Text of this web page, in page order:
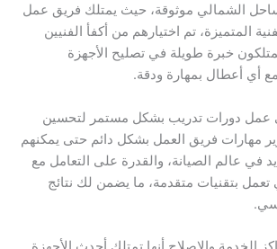
الشمالي موثوقة، حيث يمتلك فريق عمل
المتميزة، تم اختيارهم من أكفأ الفنيين
خبرة طويلة في تصليح الأجهزة
مع أي أعطال بمهارة ودقة.
عمل دورات تدريب بشكل مستمر لتحسين
مهارات فريق العمل بشكل دائم حتى يمكنهم
في عالم الصيانة، والقدرة على التعامل مع
تعمل بتقنيات متقدمة، ما يضمن لك نتائج